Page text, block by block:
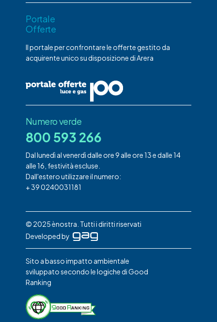
Portale
Offerte
Il portale per confrontare le offerte gestito da
acquirente unico su disposizione di Arera
Numero verde
800 593 266
Dal lunedì al venerdì dalle ore 9 alle ore 13 e dalle 14
alle 16, festività escluse.
Dall'estero utilizzare il numero:
+ 39 0240031181
© 2025 ènostra. Tutti i diritti riservati
Developed by
Sito a basso impatto ambientale
sviluppato secondo le logiche di Good
Ranking